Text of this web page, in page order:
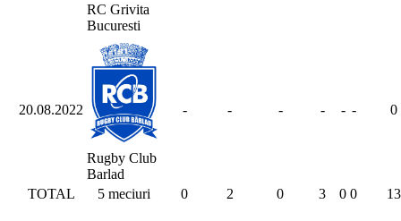
RC Grivita
Bucuresti
20.08.2022
Rugby Club
Barlad
- - - - - - 0
TOTAL 5 meciuri 0 2 0 3 0 0 13